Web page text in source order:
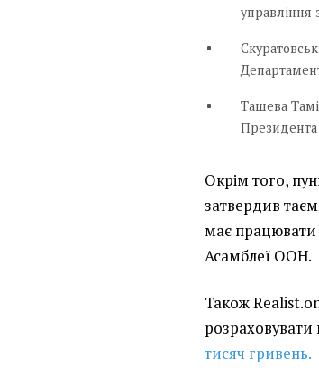
управління
Ташева
Окрім того,
затвердив
має працювати
Асамблеї ООН.
Також
розраховувати
тисяч гривень.